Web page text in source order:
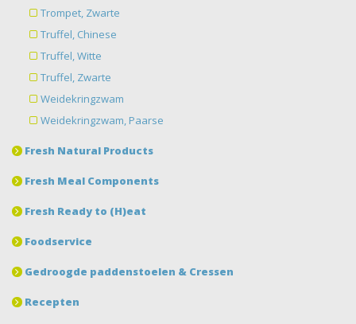
Trompet, Zwarte
Truffel, Chinese
Truffel, Witte
Truffel, Zwarte
Weidekringzwam
Weidekringzwam, Paarse
Fresh Natural Products
Fresh Meal Components
Fresh Ready to (H)eat
Foodservice
Gedroogde paddenstoelen & Cressen
Recepten